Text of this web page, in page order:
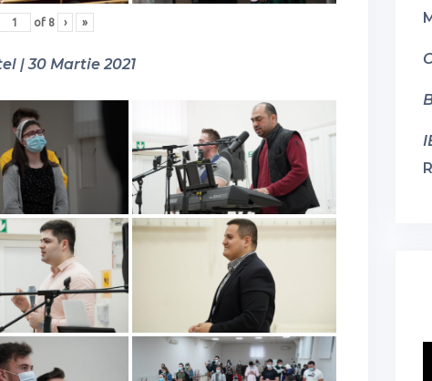
of 8 › »
| 30 Martie 2021